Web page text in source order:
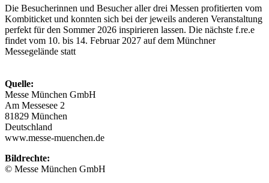
Die Besucherinnen und Besucher aller drei Messen profitierten vom
Kombiticket und konnten sich bei der jeweils anderen Veranstaltung
perfekt für den Sommer 2026 inspirieren lassen. Die nächste f.re.e
findet vom 10. bis 14. Februar 2027 auf dem Münchner
Messegelände statt
Quelle:
Messe München GmbH
Am Messesee 2
81829 München
Deutschland
www.messe-muenchen.de
Bildrechte:
© Messe München GmbH